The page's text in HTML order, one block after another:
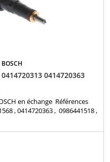
BOSCH
0414720313 0414720363
en échange Références
, 0414720363 , 0986441518 ,